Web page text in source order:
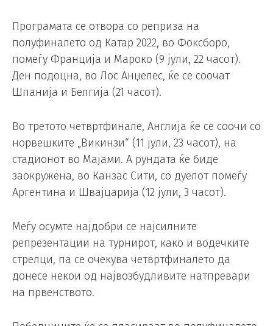
Програмата се отвора со реприза на
полуфиналето од Катар 2022, во Фоксборо,
помеѓу Франција и Мароко (9 јули, 22 часот).
Ден подоцна, во Лос Анџелес, ќе се соочат
Шпанија и Белгија (21 часот).
Во третото четвртфинале, Англија ќе се соочи со
норвешките „Викинзи“ (11 јули, 23 часот), на
стадионот во Мајами. А рундата ќе биде
заокружена, во Канзас Сити, со дуелот помеѓу
Аргентина и Швајцарија (12 јули, 3 часот).
Меѓу осумте најдобри се најсилните
репрезентации на турнирот, како и водечките
стрелци, па се очекува четвртфиналето да
донесе некои од највозбудливите натпревари
на првенството.